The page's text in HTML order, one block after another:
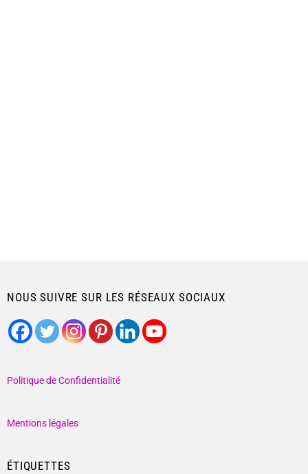
NOUS SUIVRE SUR LES RÉSEAUX SOCIAUX
Politique de Confidentialité
Mentions légales
ÉTIQUETTES